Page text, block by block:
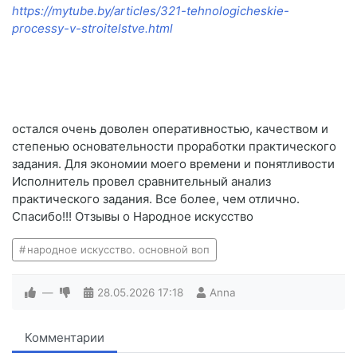
https://mytube.by/articles/321-tehnologicheskie-
processy-v-stroitelstve.html
остался очень доволен оперативностью, качеством и
степенью основательности проработки практического
задания. Для экономии моего времени и понятливости
Исполнитель провел сравнительный анализ
практического задания. Все более, чем отлично.
Спасибо!!! Отзывы о Народное искусство
народное искусство. основной воп
— 28.05.2026 17:18 Anna
Комментарии